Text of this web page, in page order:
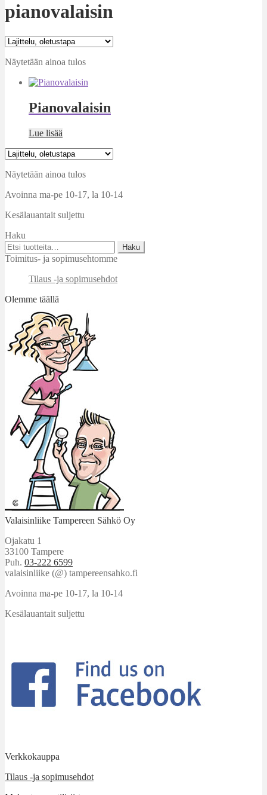
pianovalaisin
Näytetään ainoa tulos
Pianovalaisin
Lue lisää
Näytetään ainoa tulos
Avoinna ma-pe 10-17, la 10-14
Kesälauantait suljettu
Haku
Etsi:
Haku
Toimitus- ja sopimusehtomme
Tilaus -ja sopimusehdot
Olemme täällä
Valaisinliike Tampereen Sähkö Oy
Ojakatu 1
33100 Tampere
Puh. 03-222 6599
valaisinliike (@) tampereensahko.fi
Avoinna ma-pe 10-17, la 10-14
Kesälauantait suljettu
Verkkokauppa
Tilaus -ja sopimusehdot